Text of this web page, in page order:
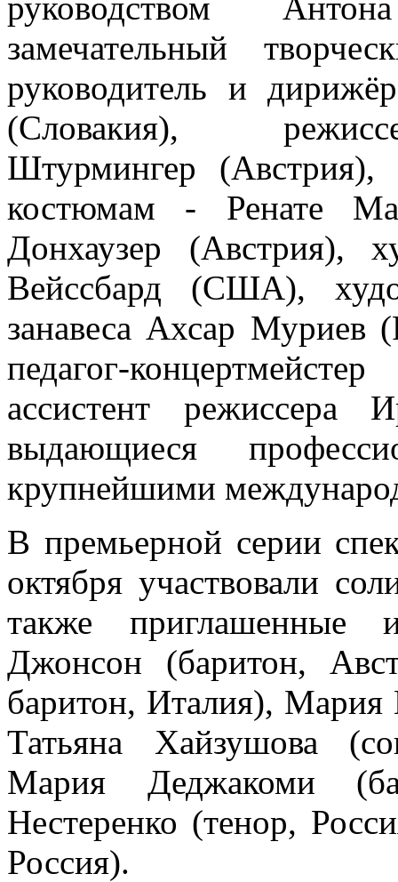
замечательный
руководитель и
(Словакия),
Штурмингер
костюмам - Ренате
Донхаузер (Австрия),
Вейссбард (США),
занавеса Ахсар Муриев
педагог-
ассистент
выдающиеся
крупнейшими
В премьерной серии
октября участвовали
также приглашенные
Джонсон (баритон,
баритон, Италия), Мария
Татьяна Хайзушова
Мария Деджакоми
Нестеренко (тенор,
Россия).